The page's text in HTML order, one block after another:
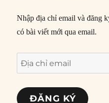
Nhập địa chỉ email và đăng
có bài viết mới qua email.
Địa
chỉ
email
ĐĂNG KÝ